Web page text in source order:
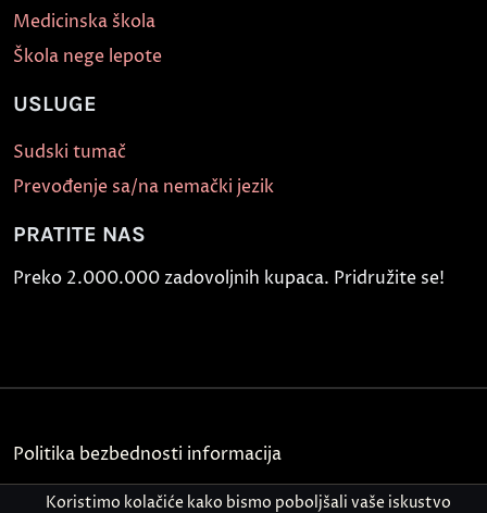
Medicinska škola
Škola nege lepote
USLUGE
Sudski tumač
Prevođenje sa/na nemački jezik
PRATITE NAS
Preko 2.000.000 zadovoljnih kupaca. Pridružite se!
Politika bezbednosti informacija
Kontakt
Koristimo kolačiće kako bismo poboljšali vaše iskustvo